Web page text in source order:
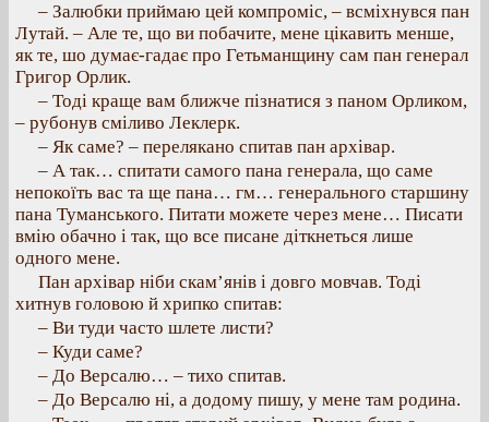
– Залюбки приймаю цей компроміс, – всміхнувся пан
Лутай. – Але те, що ви побачите, мене цікавить менше,
як те, шо думає-гадає про Гетьманщину сам пан генерал
Григор Орлик.
– Тоді краще вам ближче пізнатися з паном Орликом,
– рубонув сміливо Леклерк.
– Як саме? – перелякано спитав пан архівар.
– А так… спитати самого пана генерала, що саме
непокоїть вас та ще пана… гм… генерального старшину
пана Туманського. Питати можете через мене… Писати
вмію обачно і так, що все писане діткнеться лише
одного мене.
Пан архівар ніби скам’янів і довго мовчав. Тоді
хитнув головою й хрипко спитав:
– Ви туди часто шлете листи?
– Куди саме?
– До Версалю… – тихо спитав.
– До Версалю ні, а додому пишу, у мене там родина.